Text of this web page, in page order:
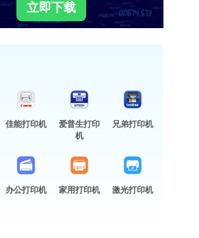
立即下载
佳能打印机
爱普生打印
机
兄弟打印机
办公打印机 家用打印机 激光打印机